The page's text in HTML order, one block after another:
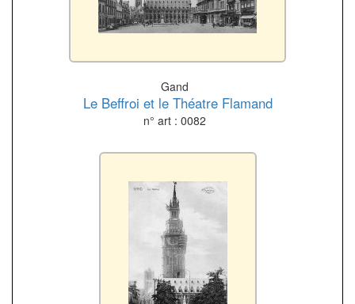
Gand
Le Beffroi et le Théatre Flamand
n° art : 0082